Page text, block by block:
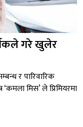
गरे खुलेर
र पारिवारिक
मिस’ ले प्रिमियरमा